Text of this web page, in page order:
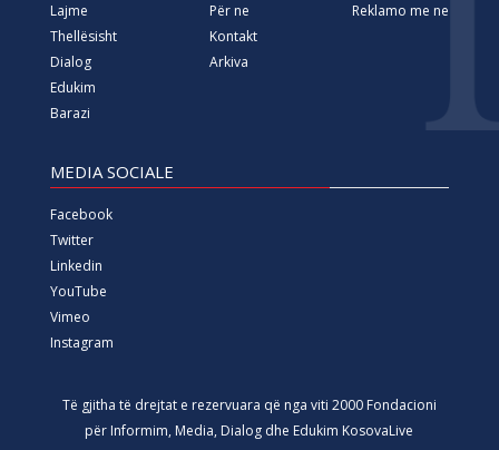
Lajme
Thellësisht
Dialog
Edukim
Barazi
Për ne
Kontakt
Arkiva
Reklamo me ne
MEDIA SOCIALE
Facebook
Twitter
Linkedin
YouTube
Vimeo
Instagram
Të gjitha të drejtat e rezervuara që nga viti 2000 Fondacioni
për Informim, Media, Dialog dhe Edukim KosovaLive